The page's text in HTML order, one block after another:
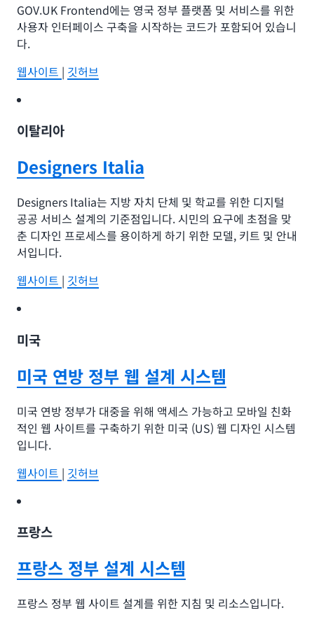
GOV.UK Frontend에는 영국 정부 플랫폼 및 서비스를 위한
사용자 인터페이스 구축을 시작하는 코드가 포함되어 있습니
다.
웹사이트 | 깃허브
이탈리아
Designers Italia
Designers Italia는 지방 자치 단체 및 학교를 위한 디지털
공공 서비스 설계의 기준점입니다. 시민의 요구에 초점을 맞
춘 디자인 프로세스를 용이하게 하기 위한 모델, 키트 및 안내
서입니다.
웹사이트 | 깃허브
미국
미국 연방 정부 웹 설계 시스템
미국 연방 정부가 대중을 위해 액세스 가능하고 모바일 친화
적인 웹 사이트를 구축하기 위한 미국 (US) 웹 디자인 시스템
입니다.
웹사이트 | 깃허브
프랑스
프랑스 정부 설계 시스템
프랑스 정부 웹 사이트 설계를 위한 지침 및 리소스입니다.